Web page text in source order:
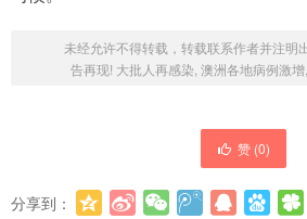
未经允许不得转载，转载联系作者并注明
告再现! 大批人再感染, 澳洲各地病例激增
赞 (0)
分享到：